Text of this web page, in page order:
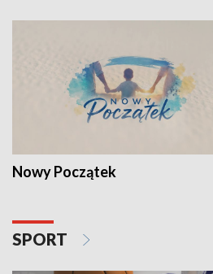
Nowy Początek
SPORT